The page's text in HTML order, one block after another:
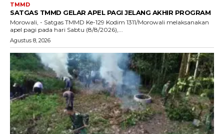
TMMD
SATGAS TMMD GELAR APEL PAGI JELANG AKHIR PROGRAM
Morowali, - Satgas TMMD Ke-129 Kodim 1311/Morowali melaksanakan
apel pagi pada hari Sabtu (8/8/2026),...
Agustus 8, 2026